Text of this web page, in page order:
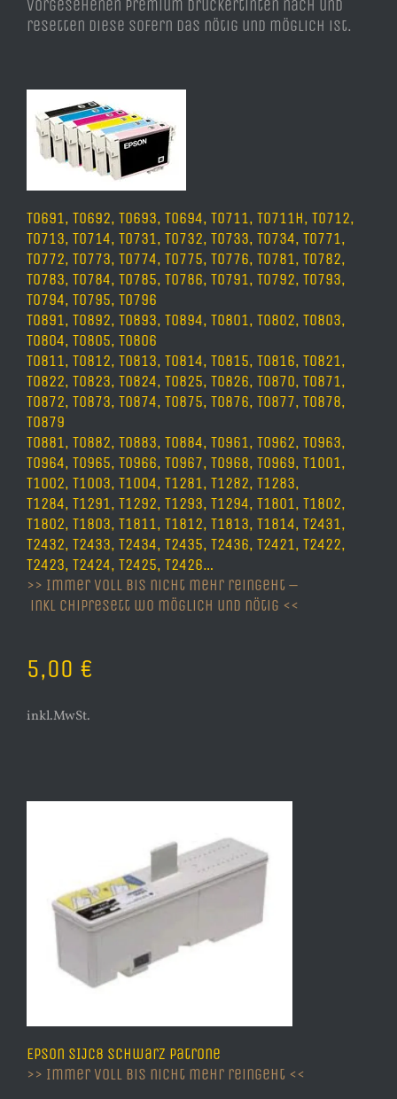
vorgesehenen Premium Druckertinten nach und
resetten diese sofern das nötig und möglich ist.
T0691, T0692, T0693, T0694, T0711, T0711H, T0712,
T0713, T0714, T0731, T0732, T0733, T0734, T0771,
T0772, T0773, T0774, T0775, T0776, T0781, T0782,
T0783, T0784, T0785, T0786, T0791, T0792, T0793,
T0794, T0795, T0796
T0891, T0892, T0893, T0894, T0801, T0802, T0803,
T0804, T0805, T0806
T0811, T0812, T0813, T0814, T0815, T0816, T0821,
T0822, T0823, T0824, T0825, T0826, T0870, T0871,
T0872, T0873, T0874, T0875, T0876, T0877, T0878,
T0879
T0881, T0882, T0883, T0884, T0961, T0962, T0963,
T0964, T0965, T0966, T0967, T0968, T0969, T1001,
T1002, T1003, T1004, T1281, T1282, T1283,
T1284, T1291, T1292, T1293, T1294, T1801, T1802,
T1802, T1803, T1811, T1812, T1813, T1814, T2431,
T2432, T2433, T2434, T2435, T2436, T2421, T2422,
T2423, T2424, T2425, T2426…
>> Immer voll bis nicht mehr reingeht –
inkl Chipresett wo möglich und nötig <<
5,00 €
inkl.MwSt.
Epson SIJC8 schwarz Patrone
>> Immer voll bis nicht mehr reingeht <<